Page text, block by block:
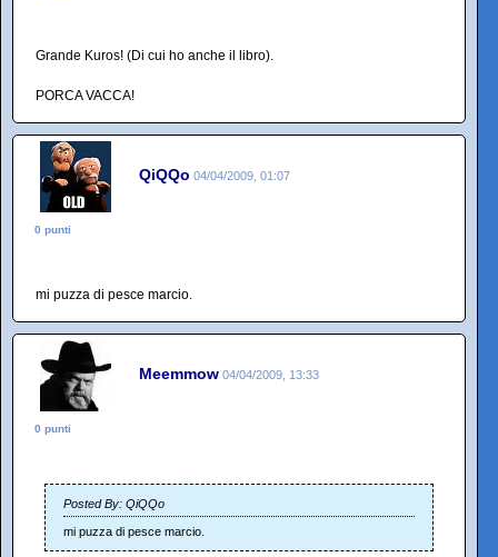
Grande Kuros! (Di cui ho anche il libro).
PORCA VACCA!
QiQQo 04/04/2009, 01:07
0 punti
mi puzza di pesce marcio.
Meemmow 04/04/2009, 13:33
0 punti
Posted By: QiQQo
mi puzza di pesce marcio.